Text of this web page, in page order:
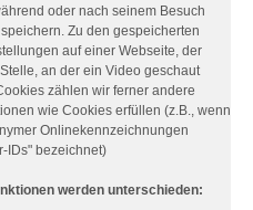
oder nach seinem Besuch
Zu den gespeicherten
auf einer Webseite, der
an der ein Video geschaut
zählen wir ferner andere
wie Cookies erfüllen (z.B., wenn
Onlinekennzeichnungen
IDs" bezeichnet)
werden unterschieden: